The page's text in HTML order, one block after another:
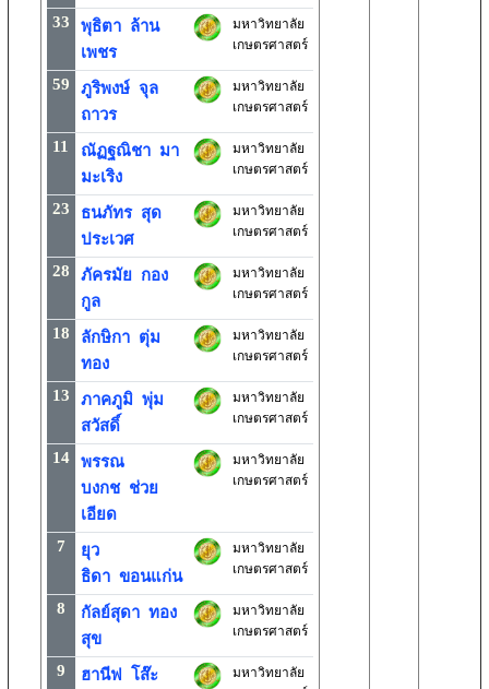
33
พุธิตา ล้าน
เพชร
มหาวิทยาลัย
เกษตรศาสตร์
59
ภูริพงษ์ จุล
ถาวร
มหาวิทยาลัย
เกษตรศาสตร์
11
ณัฏฐณิชา มา
มะเริง
มหาวิทยาลัย
เกษตรศาสตร์
23
ธนภัทร สุด
ประเวศ
มหาวิทยาลัย
เกษตรศาสตร์
28
ภัครมัย กอง
กูล
มหาวิทยาลัย
เกษตรศาสตร์
18
ลักษิกา ตุ่ม
ทอง
มหาวิทยาลัย
เกษตรศาสตร์
13
ภาคภูมิ พุ่ม
สวัสดิ์
มหาวิทยาลัย
เกษตรศาสตร์
14
พรรณ
บงกช ช่วย
เอียด
มหาวิทยาลัย
เกษตรศาสตร์
7
ยุว
ธิดา ขอนแก่น
มหาวิทยาลัย
เกษตรศาสตร์
8
กัลย์สุดา ทอง
สุข
มหาวิทยาลัย
เกษตรศาสตร์
9 ฮานีฟ โส๊ะ
มหาวิทยาลัย